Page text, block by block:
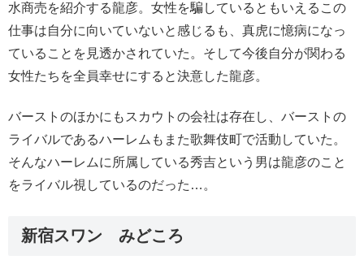
水商売を紹介する龍彦。女性を騙しているともいえるこの
仕事は自分に向いていないと感じるも、真虎に憶病になっ
ていることを見透かされていた。そして今後自分が関わる
女性たちを全員幸せにすると決意した龍彦。
バーストのほかにもスカウトの会社は存在し、バーストの
ライバルであるハーレムもまた歌舞伎町で活動していた。
そんなハーレムに所属している秀吉という男は龍彦のこと
をライバル視しているのだった…。
新宿スワン みどころ